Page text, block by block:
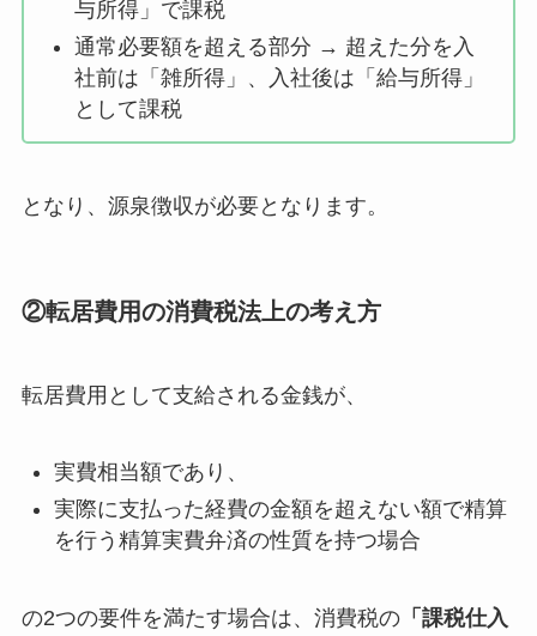
与所得」で課税
通常必要額を超える部分 → 超えた分を入
社前は「雑所得」、入社後は「給与所得」
として課税
となり、源泉徴収が必要となります。
②転居費用の消費税法上の考え方
転居費用として支給される金銭が、
実費相当額であり、
実際に支払った経費の金額を超えない額で精算
を行う精算実費弁済の性質を持つ場合
の2つの要件を満たす場合は、消費税の「課税仕入